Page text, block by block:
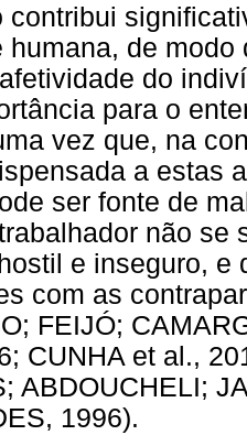
contribui
humana, de
do
para o
vez que, na
a estas
ser fonte de
não se
e inseguro, e
com as
FEIJÓ;
CUNHA et al.,
ABDOUCHELI;
1996).